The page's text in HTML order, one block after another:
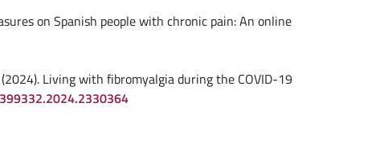
on Spanish people with chronic pain: An online
(2024). Living with fibromyalgia during the COVID-19